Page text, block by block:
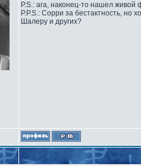
P.S.: ага, наконец-то нашел живой
P.P.S.: Сорри за бестактность, но
Шалеру и других?